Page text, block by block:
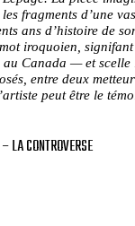
fragments d’une
ans d’histoire de
iroquoien,
au Canada — et
entre deux
peut être le
LA CONTROVERSE